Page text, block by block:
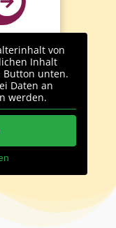
von
Inhalt
Button unten.
Daten an
werden.